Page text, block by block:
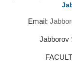
Email:
Jabborov